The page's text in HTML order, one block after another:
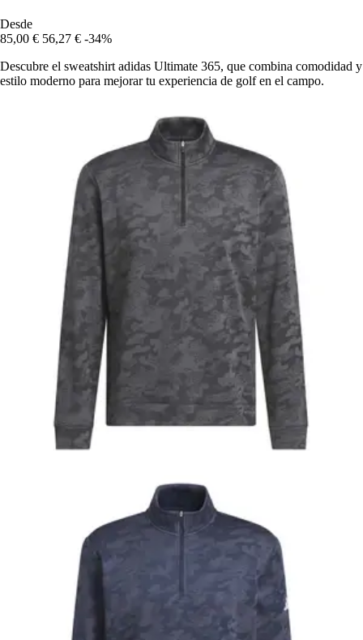
Desde
85,00 € 56,27 € -34%
Descubre el sweatshirt adidas Ultimate 365, que combina comodidad y
estilo moderno para mejorar tu experiencia de golf en el campo.